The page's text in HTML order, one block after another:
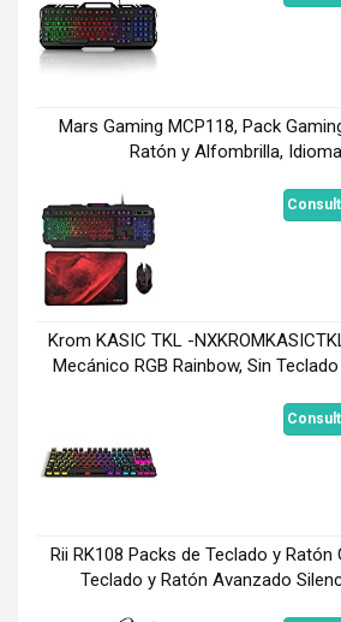
Mars Gaming MCP118, Pack
Ratón y Alfombrilla,
Krom KASIC TKL -
Mecánico RGB Rainbow, Sin
Rii RK108 Packs de Teclado y Ratón
Teclado y Ratón Avanzado